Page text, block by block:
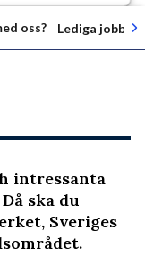
arbetsgivaren
oss? Lediga jobb
intressanta
ska du
Sveriges